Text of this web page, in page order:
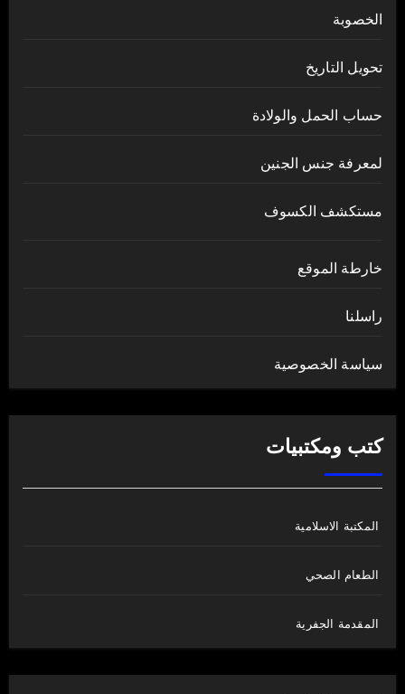
الخصوبة
تحويل التاريخ
حساب الحمل والولادة
لمعرفة جنس الجنين
مستكشف الكسوف
خارطة الموقع
راسلنا
سياسة الخصوصية
كتب ومكتبيات
المكتبة الاسلامية
الطعام الصحي
المقدمة الجفرية